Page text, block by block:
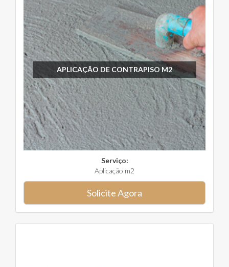
APLICAÇÃO DE CONTRAPISO M2
Serviço:
Aplicação m2
Solicite Agora